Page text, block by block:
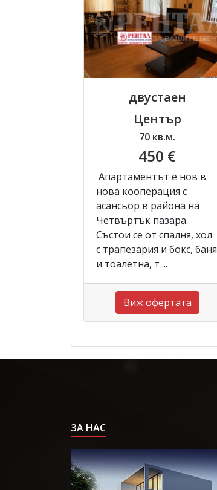
двустаен
Център
70 кв.м.
450 €
Апартаментът е нов в
нова кооперация с
асансьор в района на
Четвъртък пазара.
Състои се от спалня, хол
с трапезария и бокс, баня
и тоалетна, т ...
Виж офертата
ЗА НАС